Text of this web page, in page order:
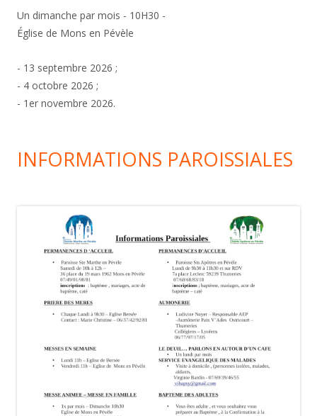
Un dimanche par mois - 10H30 -
Église de Mons en Pévèle
- 13 septembre 2026 ;
- 4 octobre 2026 ;
- 1er novembre 2026.
INFORMATIONS PAROISSIALES